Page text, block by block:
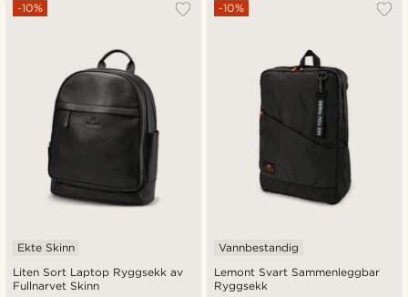
Liten Sort Laptop Ryggsekk av
Fullnarvet Skinn
-10%
Ekte Skinn
Lemont Svart Sammenleggbar
Ryggsekk
-10%
Vannbestandig